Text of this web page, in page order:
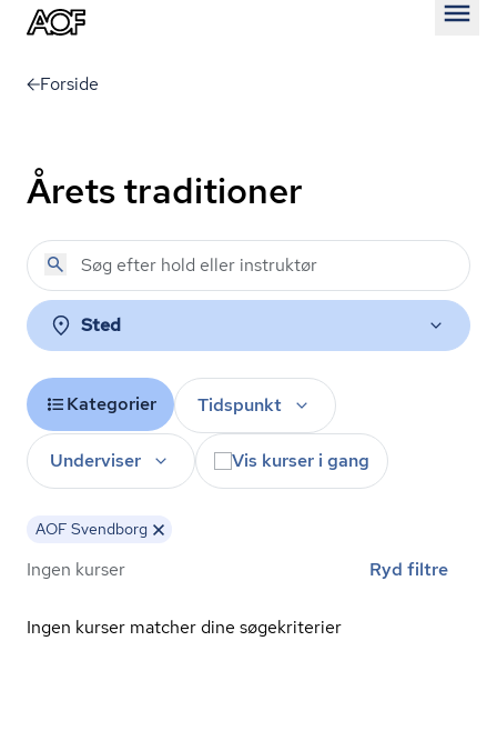
Forside
Årets traditioner
Sted
Kategorier Tidspunkt
Underviser Vis kurser i gang
AOF Svendborg
Ingen kurser Ryd filtre
Ingen kurser matcher dine søgekriterier